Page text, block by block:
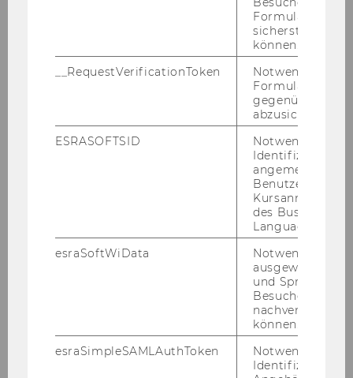
Spannende Architektur
Gut zu wissen
Infrastruktur
Gebäudeöffnungszeiten
sicherstellen zu
können.
__RequestVerificationToken
Notwendig, um
gegenüber
abzusichern.
ESRASOFTSID
Notwendig zur
Identifizierung
angemeldeten
Benutzers im
des Business
Language
esraSoftWiData
Notwendig um
ausgewählte
und
Besuchers
nachverfolgen
können.
esraSimpleSAMLAuthToken
Notwendig zur
Identifizierung